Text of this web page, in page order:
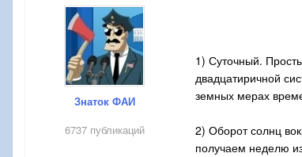
Знаток ФАИ
6737 публикаций
1) Суточный.
двадцатиричной
земных мерах
2) Оборот солнц
получаем неделю